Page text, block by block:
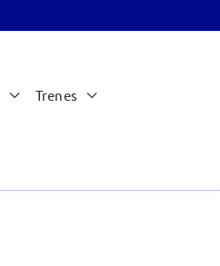
Trenes